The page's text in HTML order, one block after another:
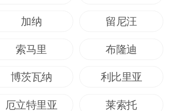
加纳 留尼汪
索马里 布隆迪
博茨瓦纳 利比里亚
厄立特里亚 莱索托